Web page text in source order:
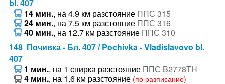
bl. 407
14 мин., на 4.9 км разстояние ППС 315
24 мин., на 7.5 км разстояние ППС 316
40 мин., на 12.7 км разстояние ППС 310
148 Почивка - Бл. 407 / Pochivka - Vladislavovo bl.
407
1 мин., на 1 спирка разстояние ППС B2778TH
4 мин., на 1.6 км разстояние (по разписание)